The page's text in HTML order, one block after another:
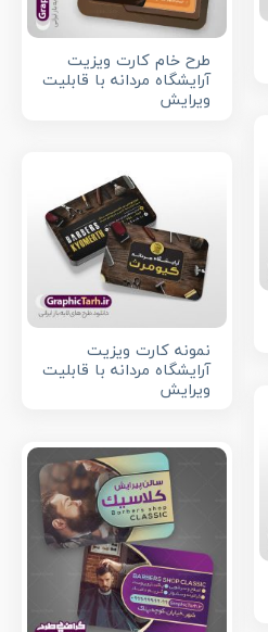
طرح خام کارت ویزیت
آرایشگاه مردانه با قابلیت
ویرایش
نمونه کارت ویزیت
آرایشگاه مردانه با قابلیت
ویرایش